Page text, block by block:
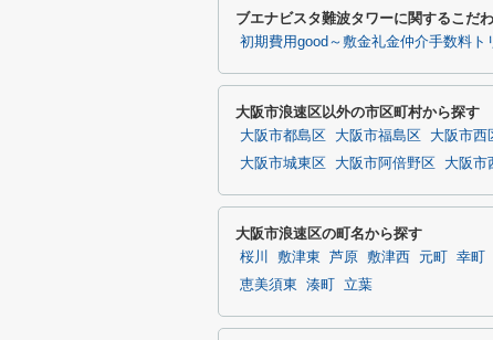
ブエナビスタ難波タワーに関するこだ
初期費用good～敷金礼金仲介手数料ト
大阪市浪速区以外の市区町村から探す
大阪市都島区 大阪市福島区 大阪市西
大阪市城東区
大阪市阿倍野区 大阪市
大阪市浪速区の町名から探す
桜川 敷津東 芦原 敷津西 元町 幸町
恵美須東
湊町 立葉